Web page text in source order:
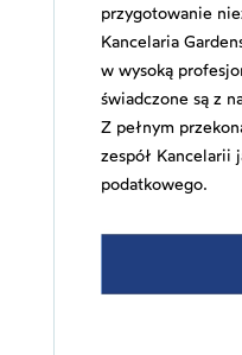
przygotowanie
Kancelaria
w wysoką
świadczone są z
Z pełnym
zespół Kancelarii
podatkowego.